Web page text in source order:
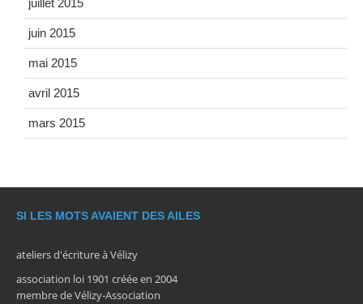
juillet 2015
juin 2015
mai 2015
avril 2015
mars 2015
SI LES MOTS AVAIENT DES AILES
ateliers d'écriture à Vélizy
association loi 1901 créée en 2004
membre de Vélizy-Association